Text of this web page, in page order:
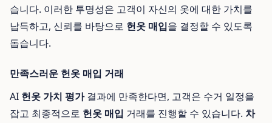
습니다. 이러한 투명성은 고객이 자신의 옷에 대한 가치를
납득하고, 신뢰를 바탕으로 헌옷 매입을 결정할 수 있도록
돕습니다.
만족스러운 헌옷 매입 거래
AI 헌옷 가치 평가결과에 만족한다면, 고객은 수거 일정을
잡고 최종적으로 헌옷 매입 거래를 진행할 수 있습니다. 차